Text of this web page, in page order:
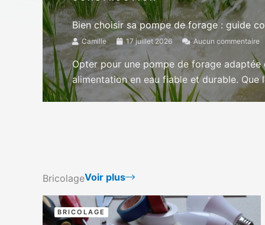
Bien choisir sa pompe de forage : guide
Camille 17 juillet 2026 Aucun commentaire
Opter pour une pompe de forage
alimentation en eau fiable et durable. Que
BricolageVoir plus
BRICOLAGE